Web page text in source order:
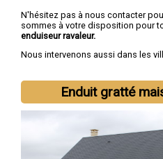
N'hésitez pas à nous contacter
sommes à votre disposition pour
enduiseur ravaleur.
Nous intervenons aussi dans les
Enduit gratté